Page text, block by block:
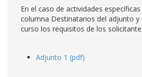
En el caso de actividades
columna Destinatarios del adjunto y
curso los requisitos de los
Adjunto 1 (pdf)